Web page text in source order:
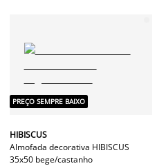
PREÇO SEMPRE BAIXO
HIBISCUS
Almofada decorativa HIBISCUS
35x50 bege/castanho